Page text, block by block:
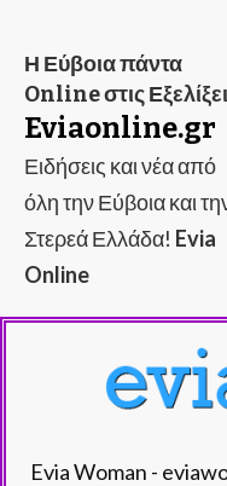
Η Εύβοια πάντα
Online στις
Eviaonline.gr
Ειδήσεις και νέα από
όλη την Εύβοια και
Στερεά Ελλάδα! Evia
Online
Evia Woman -